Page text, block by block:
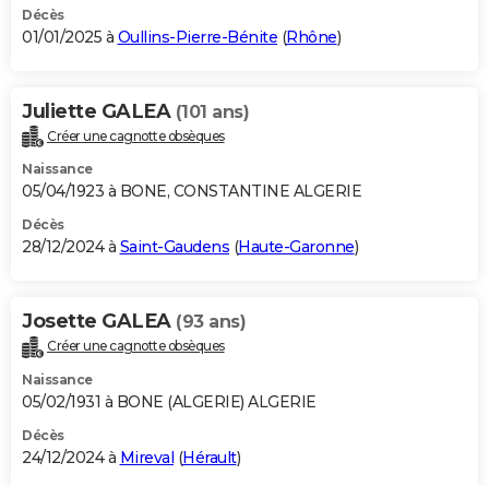
Décès
01/01/2025 à Oullins-Pierre-Bénite (Rhône)
Juliette GALEA (101 ans)
Créer une cagnotte obsèques
Naissance
05/04/1923 à BONE, CONSTANTINE ALGERIE
Décès
28/12/2024 à Saint-Gaudens (Haute-Garonne)
Josette GALEA (93 ans)
Créer une cagnotte obsèques
Naissance
05/02/1931 à BONE (ALGERIE) ALGERIE
Décès
24/12/2024 à Mireval (Hérault)